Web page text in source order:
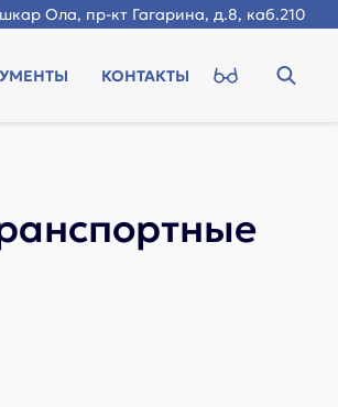
Ола, пр-кт Гагарина, д.8, каб.210
КОНТАКТЫ